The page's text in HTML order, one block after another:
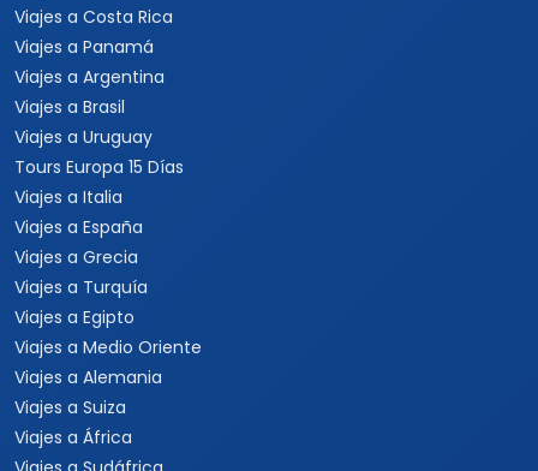
Viajes a Costa Rica
Viajes a Panamá
Viajes a Argentina
Viajes a Brasil
Viajes a Uruguay
Tours Europa 15 Días
Viajes a Italia
Viajes a España
Viajes a Grecia
Viajes a Turquía
Viajes a Egipto
Viajes a Medio Oriente
Viajes a Alemania
Viajes a Suiza
Viajes a África